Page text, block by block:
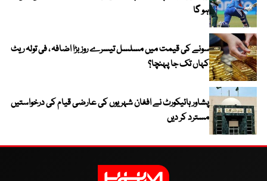
ہو گا
سونے کی قیمت میں مسلسل تیسرے روز بڑا اضافہ ، فی تولہ ریٹ
کہاں تک جا پہنچا؟
پشاور ہائیکورٹ نے افغان شہریوں کی عارضی قیام کی درخواستیں
مسترد کر دیں